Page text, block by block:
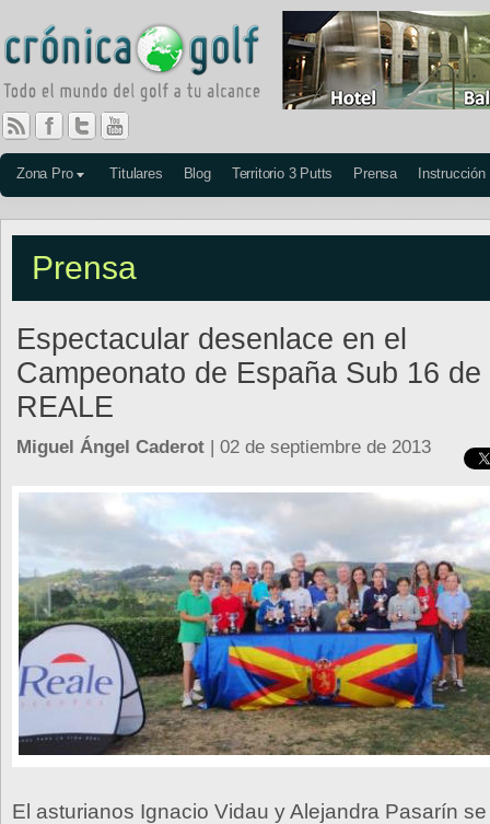
Zona Pro Titulares Blog Territorio 3 Putts Prensa Instrucción
Prensa
Espectacular desenlace en el
Campeonato de España Sub 16
REALE
Miguel Ángel Caderot | 02 de septiembre de 2013
El asturianos Ignacio Vidau y Alejandra Pasarín